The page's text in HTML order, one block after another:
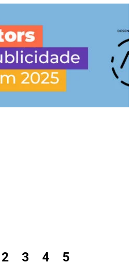
2 3 4 5